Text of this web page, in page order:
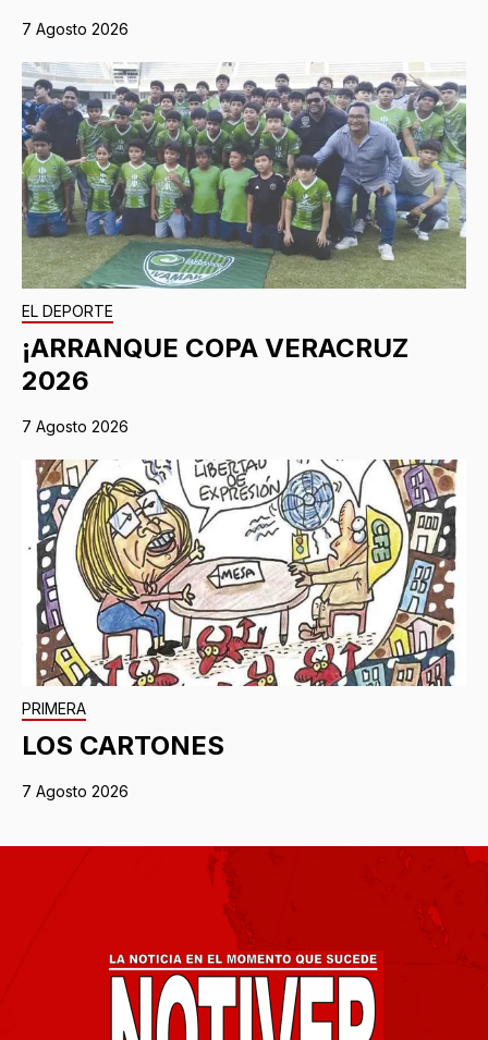
7 Agosto 2026
EL DEPORTE
¡ARRANQUE COPA VERACRUZ
2026
7 Agosto 2026
PRIMERA
LOS CARTONES
7 Agosto 2026